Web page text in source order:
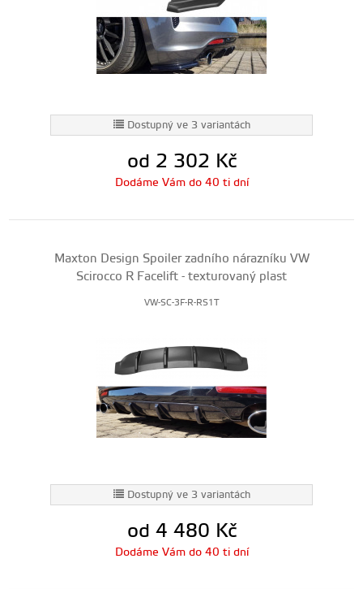
Dostupný ve 3 variantách
od 2 302 Kč
Dodáme Vám do 40 ti dní
Maxton Design Spoiler zadního nárazníku VW
Scirocco R Facelift - texturovaný plast
VW-SC-3F-R-RS1T
Dostupný ve 3 variantách
od 4 480 Kč
Dodáme Vám do 40 ti dní